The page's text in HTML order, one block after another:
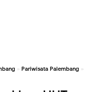
» Pariwisata Palembang »